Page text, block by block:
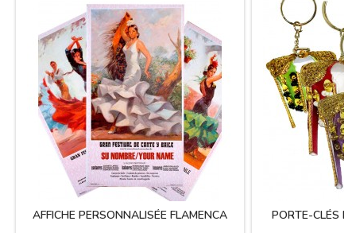
AFFICHE PERSONNALISÉE FLAMENCA PORTE-CLÉS